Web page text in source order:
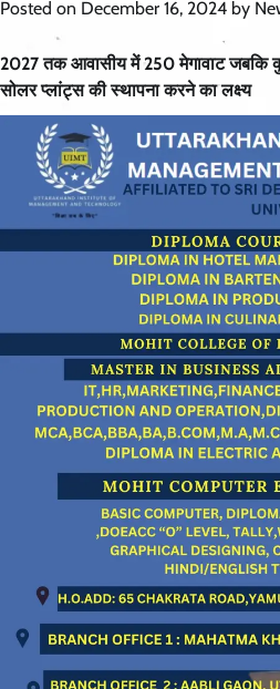
Posted on December 16, 2024 by
2027 तक आवासीय में 250 मेगावाट जबकि
सोलर प्लांट्स की स्थापना करने का लक्ष्य